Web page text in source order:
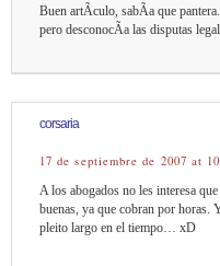
Buen artÃ­culo, sabÃ­a que
pero desconocÃ­a las disputas
corsaria
17 de septiembre de 2007 at
A los abogados no les interesa
buenas, ya que cobran por horas.
pleito largo en el tiempo… xD